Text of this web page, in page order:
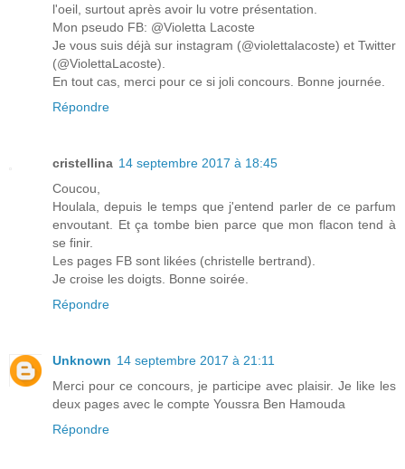
l'oeil, surtout après avoir lu votre présentation.
Mon pseudo FB: @Violetta Lacoste
Je vous suis déjà sur instagram (@violettalacoste) et Twitter
(@ViolettaLacoste).
En tout cas, merci pour ce si joli concours. Bonne journée.
Répondre
cristellina 14 septembre 2017 à 18:45
Coucou,
Houlala, depuis le temps que j'entend parler de ce parfum
envoutant. Et ça tombe bien parce que mon flacon tend à
se finir.
Les pages FB sont likées (christelle bertrand).
Je croise les doigts. Bonne soirée.
Répondre
Unknown 14 septembre 2017 à 21:11
Merci pour ce concours, je participe avec plaisir. Je like les
deux pages avec le compte Youssra Ben Hamouda
Répondre